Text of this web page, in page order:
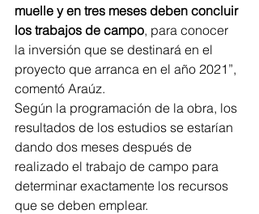
muelle y en tres meses deben concluir
los trabajos de campo, para conocer
la inversión que se destinará en el
proyecto que arranca en el año 2021”,
comentó Araúz.
Según la programación de la obra, los
resultados de los estudios se estarían
dando dos meses después de
realizado el trabajo de campo para
determinar exactamente los recursos
que se deben emplear.